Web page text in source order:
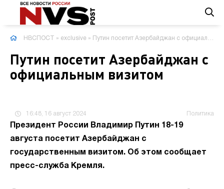
НВСПОСТ » exclusive » Путин посетит Азербайджан с официальным визитом
Путин посетит Азербайджан с
официальным визитом
16:48, 16 август 2024 Политика
Президент России Владимир Путин 18-19
августа посетит Азербайджан с
государственным визитом. Об этом сообщает
пресс-служба Кремля.